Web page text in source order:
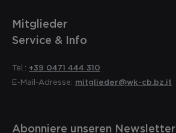
Mitglieder
Service & Info
Tel.: +39 0471 444 310
E-Mail-Adresse: mitglieder@wk-cb.bz.it
Abonniere unseren Newsletter